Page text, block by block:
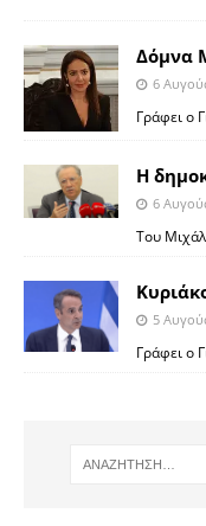
Δόμνα
6
Γράφει ο
Η
6
Του
5
Γράφει ο